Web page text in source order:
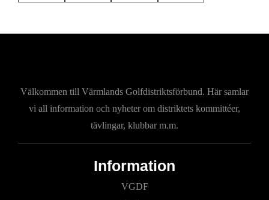
Välkommen till Värmlands Golfdistriktsförbund. Här samlar
vi all information och nyheter om distriktets kommittéer,
tävlingar, klubbar m.m.
Information
VGDF